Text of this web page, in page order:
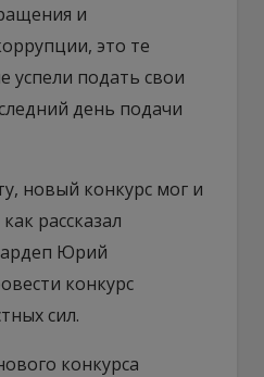
и
это те
успели подать свои
день подачи
новый конкурс мог и
рассказал
Юрий
конкурс
сил.
конкурса